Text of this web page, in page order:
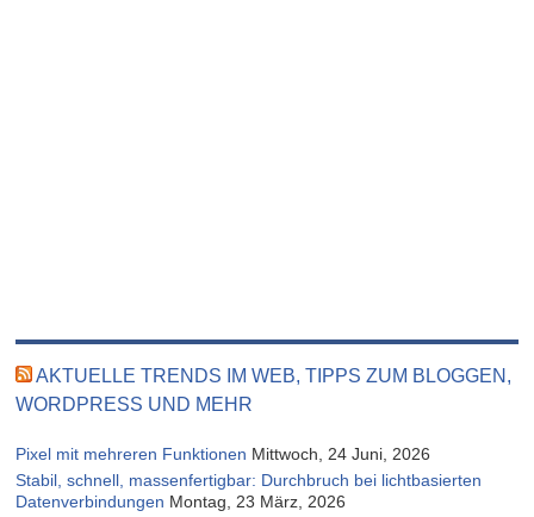
AKTUELLE TRENDS IM WEB, TIPPS ZUM BLOGGEN,
WORDPRESS UND MEHR
Pixel mit mehreren Funktionen Mittwoch, 24 Juni, 2026
Stabil, schnell, massenfertigbar: Durchbruch bei lichtbasierten
Datenverbindungen Montag, 23 März, 2026